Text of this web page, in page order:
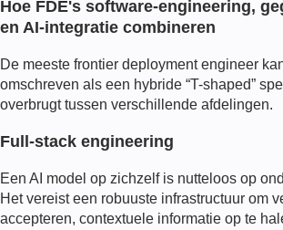
Hoe FDE's software-engineering,
en AI-integratie combineren
De meeste frontier deployment engineer
omschreven als een hybride “T-shaped”
overbrugt tussen verschillende afdelingen.
Full-stack engineering
Een AI model op zichzelf is nutteloos op
Het vereist een robuuste infrastructuur om
accepteren, contextuele informatie op te